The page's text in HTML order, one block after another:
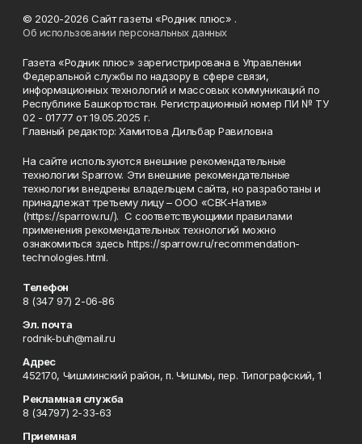
© 2020-2026 Сайт газеты «Родник плюс» .
Об использовании персональных данных
Газета «Родник плюс» зарегистрирована в Управлении
Федеральной службы по надзору в сфере связи,
информационных технологий и массовых коммуникаций по
Республике Башкортостан. Регистрационный номер ПИ № ТУ
02 - 01777 от 19.05.2025 г.
Главный редактор: Хамитова Дильбар Равиловна
На сайте используются внешние рекомендательные
технологии Sparrow. Эти внешние рекомендательные
технологии внедрены владельцем сайта, но разработаны и
принадлежат третьему лицу – ООО «СВК-Натив»
(https://sparrow.ru/). С соответствующими правилами
применения рекомендательных технологий можно
ознакомиться здесь https://sparrow.ru/recommendation-
technologies.html.
Телефон
8 (347 97) 2-06-86
Эл. почта
rodnik-buh@mail.ru
Адрес
452170, Чишминский район, п. Чишмы, пер. Типографский, 1
Рекламная служба
8 (34797) 2-33-63
Приемная